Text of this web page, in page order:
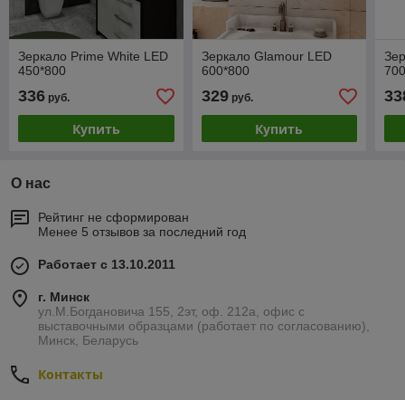
Зеркало Prime White LED
450*800
336 руб.
Купить
Зеркало Glamour LED
600*800
329руб.
Купить
О нас
Рейтинг не сформирован
Менее 5 отзывов за последний год
Работает с 13.10.2011
г. Минск
ул.М.Богдановича 155, 2эт, оф. 212а, офис с
выставочными образцами (работает по согласованию),
Минск, Беларусь
Контакты